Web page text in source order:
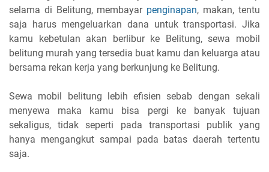
selama di Belitung, membayar penginapan, makan, tentu
saja harus mengeluarkan dana untuk transportasi. Jika
kamu kebetulan akan berlibur ke Belitung, sewa mobil
belitung murah yang tersedia buat kamu dan keluarga atau
bersama rekan kerja yang berkunjung ke Belitung.
Sewa mobil belitung lebih efisien sebab dengan sekali
menyewa maka kamu bisa pergi ke banyak tujuan
sekaligus, tidak seperti pada transportasi publik yang
hanya mengangkut sampai pada batas daerah tertentu
saja.